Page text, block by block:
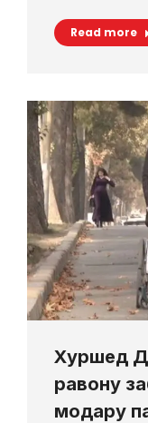
Read more
Хуршед
равону
модару